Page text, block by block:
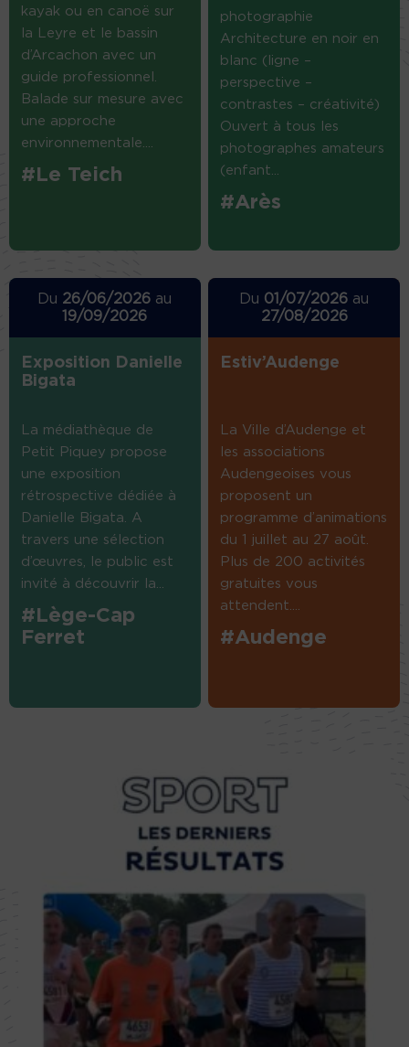
kayak ou en canoë sur
la Leyre et le bassin
d’Arcachon avec un
guide professionnel.
Balade sur mesure avec
une approche
environnementale....
#Le Teich
photographie
Architecture en noir en
blanc (ligne –
perspective –
contrastes – créativité)
Ouvert à tous les
photographes amateurs
(enfant...
#Arès
Du 26/06/2026 au
19/09/2026
Exposition Danielle
Bigata
La médiathèque de
Petit Piquey propose
une exposition
rétrospective dédiée à
Danielle Bigata. A
travers une sélection
d’œuvres, le public est
invité à découvrir la...
#Lège-Cap
Ferret
Du 01/07/2026 au
27/08/2026
Estiv’Audenge
La Ville d’Audenge et
les associations
Audengeoises vous
proposent un
programme d’animations
du 1 juillet au 27 août.
Plus de 200 activités
gratuites vous
attendent....
#Audenge